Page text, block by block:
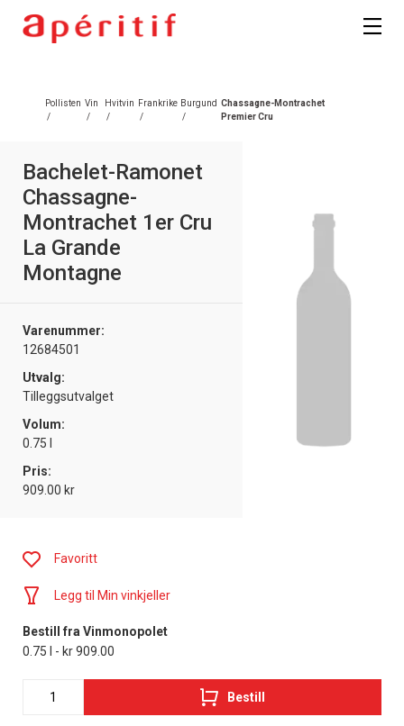
Pollisten
/
Vin
/
Hvitvin
/
Frankrike
/
Burgund
/
Chassagne-Montrachet
Premier Cru
Bachelet-Ramonet
Chassagne-
Montrachet 1er Cru
La Grande
Montagne
Varenummer:
12684501
Utvalg:
Tilleggsutvalget
Volum:
0.75 l
Pris:
909.00 kr
Favoritt
Legg til Min vinkjeller
Bestill fra Vinmonopolet
0.75 l - kr 909.00
Bestill